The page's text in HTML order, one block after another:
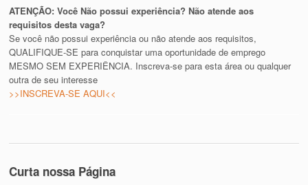
ATENÇÃO: Você Não possui experiência? Não atende aos
requisitos desta vaga?
Se você não possui experiência ou não atende aos requisitos,
QUALIFIQUE-SE para conquistar uma oportunidade de emprego
MESMO SEM EXPERIÊNCIA. Inscreva-se para esta área ou qualquer
outra de seu interesse
>>INSCREVA-SE AQUI<<
Curta nossa Página